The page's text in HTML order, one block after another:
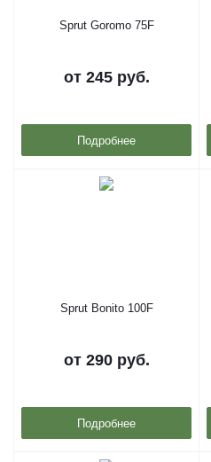
Sprut Goromo 75F
от 245 руб.
Подробнее
Sprut Bonito 100F
от 290 руб.
Подробнее